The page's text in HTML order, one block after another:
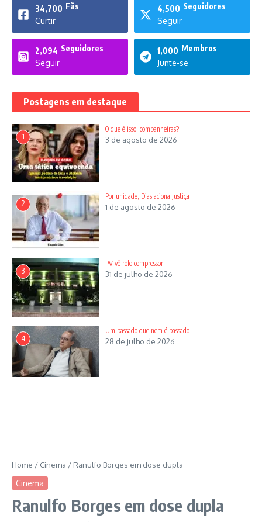
Artigo anterior
Darwinson relê
Corsário
Overdose de
criatividade de Lula e
Renato Dias
Renato Dias, 58 anos, é graduado em Jornalismo,
formado em Ciências Sociais, com pós-graduação em
Políticas Públicas, mestre em Direito e Relações
Internacionais, ex-aluno extraordinário do Doutorado
em Psicologia Social, ex-estudante do Curso de
Psicanálise do Centro de Estudos Psicanalíticos do
Estado de Goiás, ministrado pelo médico psiquiatra e
psicanalista Daniel Emídio de Souza. É autor de 30
prêmios e é torcedor apaixonado do maior do Centro-
Oeste, o Vila Nova Futebol Clube. Casado com
Meirilane Dias, é pai de Juliana Dias, jornalista; Daniel
Dias, economista; e Maria Rosa Dias, estudante
34,700 Fãs
Curtir
4,500 Seguidores
Seguir
2,094 Seguidores
Seguir
1,000 Membros
Junte-se
Postagens em destaque
1
O que é isso, companheiras?
3 de agosto de 2026
2
Por unidade, Dias aciona Justiça
1 de agosto de 2026
3
PV vê rolo compressor
31 de julho de 2026
4
Um passado que nem é passado
28 de julho de 2026
Home / Cinema / Ranulfo Borges em dose dupla
Cinema
Ranulfo Borges em dose dupla